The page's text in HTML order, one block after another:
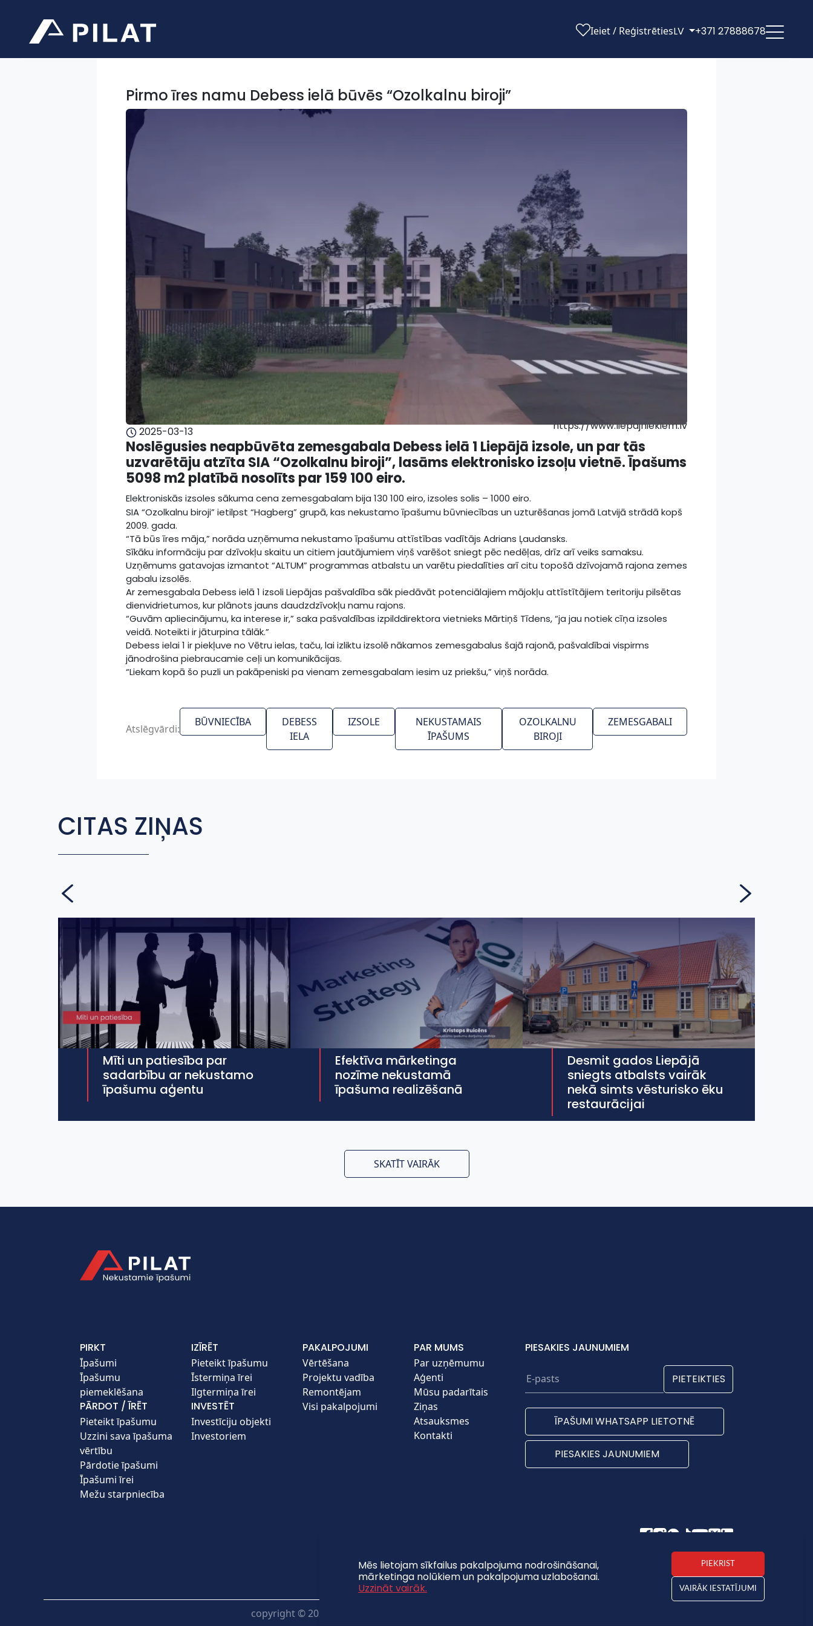
Ieiet / ReģistrētiesLV +371 27888678
Pirmo īres namu Debess ielā būvēs “Ozolkalnu biroji”
2025-03-13 https://www.liepajniekiem.lv
Noslēgusies neapbūvēta zemesgabala Debess ielā 1 Liepājā izsole, un par tās
uzvarētāju atzīta SIA “Ozolkalnu biroji”, lasāms elektronisko izsoļu vietnē. Īpašums
5098 m2 platībā nosolīts par 159 100 eiro.
Elektroniskās izsoles sākuma cena zemesgabalam bija 130 100 eiro, izsoles solis – 1000 eiro.
SIA “Ozolkalnu biroji” ietilpst “Hagberg” grupā, kas nekustamo īpašumu būvniecības un uzturēšanas jomā Latvijā strādā kopš
2009. gada.
“Tā būs īres māja,” norāda uzņēmuma nekustamo īpašumu attīstības vadītājs Adrians Ļaudansks.
Sīkāku informāciju par dzīvokļu skaitu un citiem jautājumiem viņš varēšot sniegt pēc nedēļas, drīz arī veiks samaksu.
Uzņēmums gatavojas izmantot “ALTUM” programmas atbalstu un varētu piedalīties arī citu topošā dzīvojamā rajona zemes
gabalu izsolēs.
Ar zemesgabala Debess ielā 1 izsoli Liepājas pašvaldība sāk piedāvāt potenciālajiem mājokļu attīstītājiem teritoriju pilsētas
dienvidrietumos, kur plānots jauns daudzdzīvokļu namu rajons.
“Guvām apliecinājumu, ka interese ir,” saka pašvaldības izpilddirektora vietnieks Mārtiņš Tīdens, “ja jau notiek cīņa izsoles
veidā. Noteikti ir jāturpina tālāk.”
Debess ielai 1 ir piekļuve no Vētru ielas, taču, lai izliktu izsolē nākamos zemesgabalus šajā rajonā, pašvaldībai vispirms
jānodrošina piebraucamie ceļi un komunikācijas.
“Liekam kopā šo puzli un pakāpeniski pa vienam zemesgabalam iesim uz priekšu,” viņš norāda.
Atslēgvārdi:
BŪVNIECĪBA
DEBESS
IELA
IZSOLE
NEKUSTAMAIS
ĪPAŠUMS
OZOLKALNU
BIROJI
ZEMESGABALI
CITAS ZIŅAS
Mīti un patiesība par
sadarbību ar nekustamo
īpašumu aģentu
Efektīva mārketinga
nozīme nekustamā
īpašuma realizēšanā
Desmit gados Liepājā
sniegts atbalsts vairāk
nekā simts vēsturisko ēku
restaurācijai
SKATĪT VAIRĀK
PIRKT
Īpašumi
Īpašumu
piemeklēšana
PĀRDOT / ĪRĒT
Pieteikt īpašumu
Uzzini sava īpašuma
vērtību
Pārdotie īpašumi
Īpašumi īrei
Mežu starpniecība
IZĪRĒT
Pieteikt īpašumu
Īstermiņa īrei
Ilgtermiņa īrei
INVESTĒT
Investīciju objekti
Investoriem
PAKALPOJUMI
Vērtēšana
Projektu vadība
Remontējam
Visi pakalpojumi
PAR MUMS
Par uzņēmumu
Aģenti
Mūsu padarītais
Ziņas
Atsauksmes
Kontakti
PIESAKIES JAUNUMIEM
PIETEIKTIES
ĪPAŠUMI WHATSAPP LIETOTNĒ
PIESAKIES JAUNUMIEM
copyright © 2026 Pilat.lv. All Rights Reserved. | Created by:
Mēs lietojam sīkfailus pakalpojuma nodrošināšanai,
mārketinga nolūkiem un pakalpojuma uzlabošanai.
Uzzināt vairāk.
PIEKRIST
VAIRĀK IESTATĪJUMI